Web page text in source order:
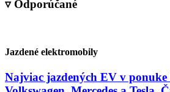
▿ Odporúčané
Jazdené elektromobily
Najviac jazdených EV v